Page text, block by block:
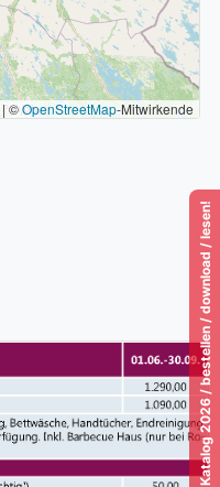
Katalog 2026 / bestellen / download / lesen!
|©OpenStreetMap-Mitwirkende